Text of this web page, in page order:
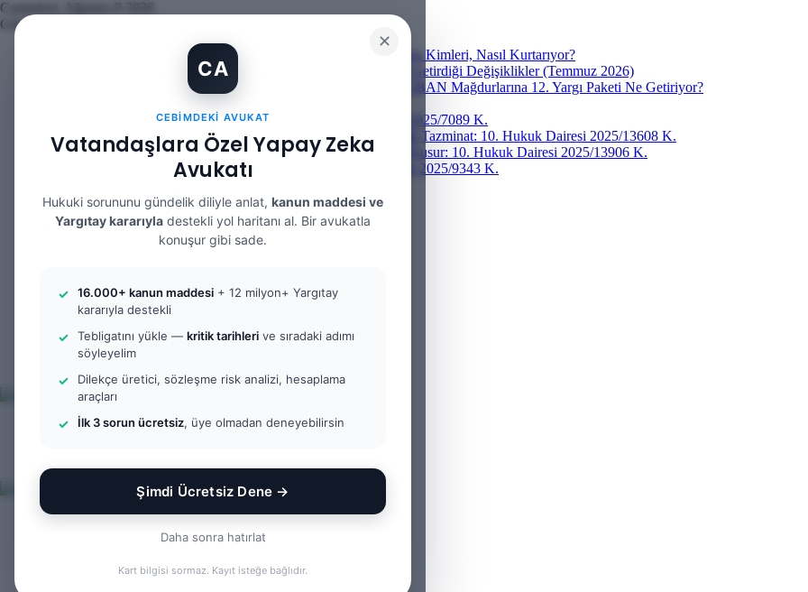
✕
CA
CEBIMDEKI AVUKAT
Vatandaşlara Özel Yapay Zeka
Avukatı
Hukuki sorununu gündelik diliyle anlat, kanun maddesi ve
Yargıtay kararıyla destekli yol haritanı al. Bir avukatla
konuşur gibi sade.
16.000+ kanun maddesi + 12 milyon+ Yargıtay
kararıyla destekli
Tebligatını yükle — kritik tarihleri ve sıradaki adımı
söyleyelim
Dilekçe üretici, sözleşme risk analizi, hesaplama
araçları
İlk 3 sorun ücretsiz, üye olmadan deneyebilirsin
Şimdi Ücretsiz Dene →
Daha sonra hatırlat
Kart bilgisi sormaz. Kayıt isteğe bağlıdır.
Cumartesi, Ağustos 8 2026
Güncel Makale
İBAN Kiralama Cezasında Yeni Dönem: TCK 158’e Eklenen Fıkra Kimleri, Nasıl Kurtarıyor?
12. Yargı Paketi Kabul Edildi: Avukat Gözüyle Tüm Maddeler ve Getirdiği Değişiklikler (Temmuz 2026)
Banka Hesabımı Dolandırıcılara Kullandırdım, Başıma Ne Gelir? IBAN Mağdurlarına 12. Yargı Paketi Ne Getiriyor?
Yargıtay Kararı İncelemesi ve Tanık Beyanları: 9. Hukuk Dairesi 2025/7089 K.
Kusur Belirlemesinin Maddi ve Manevi Tazminata Etkisi ve Maddi Tazminat: 10. Hukuk Dairesi 2025/13608 K.
Kusur Belirlemesinin Maddi ve Manevi Tazminata Etkisi ve Ağır Kusur: 10. Hukuk Dairesi 2025/13906 K.
Kira Sözleşmesinin Feshi ve Bilirkişi İncelemesi: 9. Hukuk Dairesi 2025/9343 K.
Yargıtay Kararı İncelemesi: 2. Ceza Dairesi 2026/4266 K.
Facebook
WhatsApp
Rastgele
Makale
Kenar
Bölmesi
Arama
yap
Menü
...
Ol
ANASAYFA
Ceza Hukuku